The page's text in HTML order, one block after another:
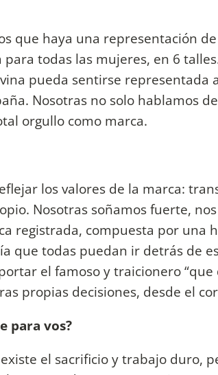
que haya una representación
todas las mujeres, en 6
pueda sentirse representada
Nosotras no solo hablamos
orgullo como marca.
los valores de la marca:
Nosotras soñamos fuerte,
registrada, compuesta por una
que todas puedan ir detrás de
el famoso y traicionero “que
propias decisiones, desde el
para vos?
el sacrificio y trabajo duro,